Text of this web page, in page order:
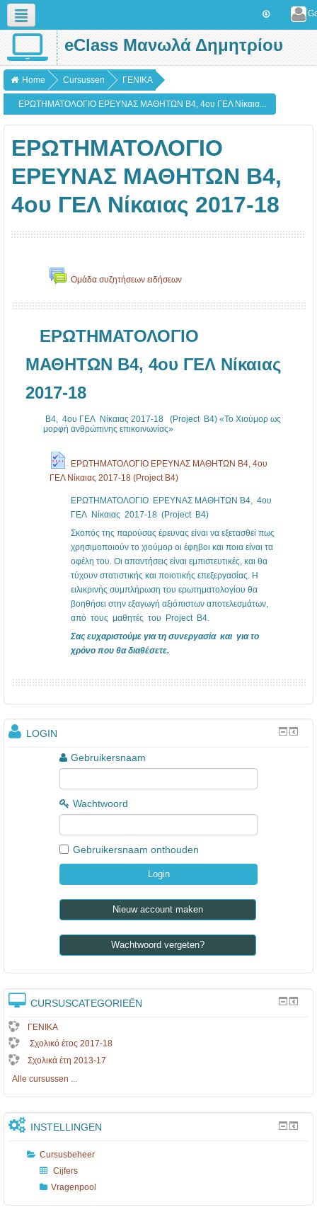
Nederlands (nl)eClass Μανωλά Δημητρίου
Home Cursussen ΓΕΝΙΚΑ
ΕΡΩΤΗΜΑΤΟΛΟΓΙΟ ΕΡΕΥΝΑΣ ΜΑΘΗΤΩΝ B4, 4ου ΓΕΛ Νίκαια...
ΕΡΩΤΗΜΑΤΟΛΟΓΙΟ
ΕΡΕΥΝΑΣ ΜΑΘΗΤΩΝ B4,
4ου ΓΕΛ Νίκαιας 2017-18
Ομάδα συζητήσεων ειδήσεων
ΕΡΩΤΗΜΑΤΟΛΟΓΙΟ
ΜΑΘΗΤΩΝ B4, 4ου ΓΕΛ Νίκαιας
2017-18
B4, 4ου ΓΕΛ Νίκαιας 2017-18 (Project Β4) «Το Χιούμορ ως
μορφή ανθρώπινης επικοινωνίας»
ΕΡΩΤΗΜΑΤΟΛΟΓΙΟ ΕΡΕΥΝΑΣ ΜΑΘΗΤΩΝ B4, 4ου
ΓΕΛ Νίκαιας 2017-18 (Project B4)
ΕΡΩΤΗΜΑΤΟΛΟΓΙΟ ΕΡΕΥΝΑΣ ΜΑΘΗΤΩΝ B4, 4ου
ΓΕΛ Νίκαιας 2017-18 (Project B4)
Σκοπός της παρούσας έρευνας είναι να εξετασθεί πως
χρησιμοποιούν το χιούμορ οι έφηβοι και ποια είναι τα
οφέλη του. Οι απαντήσεις είναι εμπιστευτικές, και θα
τύχουν στατιστικής και ποιοτικής επεξεργασίας. Η
ειλικρινής συμπλήρωση του ερωτηματολογίου θα
βοηθήσει στην εξαγωγή αξιόπιστων αποτελεσμάτων,
από τους μαθητές του Project Β4.
Σας ευχαριστούμε για τη συνεργασία και για το
χρόνο που θα διαθέσετε.
LOGIN
Gebruikersnaam
Wachtwoord
Gebruikersnaam onthouden
Nieuw account maken
Wachtwoord vergeten?
CURSUSCATEGORIEËN
ΓΕΝΙΚΑ
Σχολικό έτος 2017-18
Σχολικά έτη 2013-17
Alle cursussen
INSTELLINGEN
Cursusbeheer
Cijfers
Vragenpool